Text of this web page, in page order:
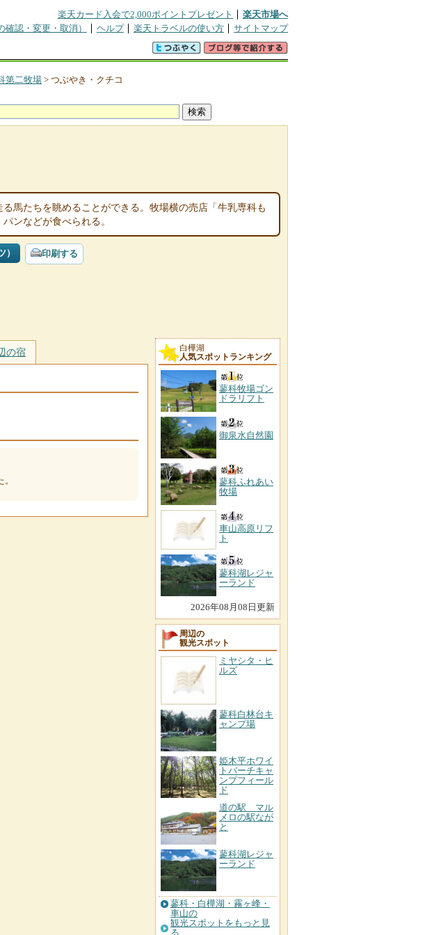
楽天カード入会で2,000ポイントプレゼント
楽天市場へ
認・変更・取消） ヘルプ 楽天トラベルの使い方 サイトマップ
第二牧場 > つぶやき・クチコ
馬たちを眺めることができる。牧場横の売店「牛乳専科も
ンなどが食べられる。
印刷する
の宿
白樺湖
人気スポットランキング
蓼科牧場ゴン
ドラリフト
御泉水自然園
蓼科ふれあい
牧場
車山高原リフ
ト
蓼科湖レジャ
ーランド
2026年08月08日更新
周辺の
観光スポット
ミヤシタ・ヒ
ルズ
蓼科白林台キ
ャンプ場
姫木平ホワイ
トバーチキャ
ンプフィール
ド
道の駅 マル
メロの駅なが
と
蓼科湖レジャ
ーランド
蓼科・白樺湖・霧ヶ峰・
車山の
観光スポットをもっと見
る